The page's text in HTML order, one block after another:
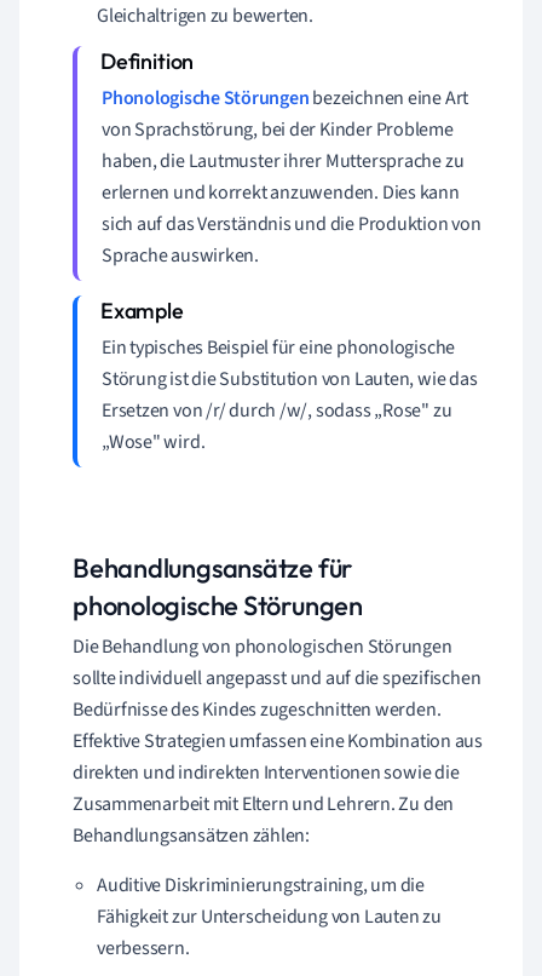
Gleichaltrigen zu bewerten.
Phonologische Störungenbezeichnen eine Art
von Sprachstörung, bei der Kinder Probleme
haben, die Lautmuster ihrer Muttersprache zu
erlernen und korrekt anzuwenden. Dies kann
sich auf das Verständnis und die Produktion von
Sprache auswirken.
Ein typisches Beispiel für eine phonologische
Störung ist die Substitution von Lauten, wie das
Ersetzen von /r/ durch /w/, sodass „Rose" zu
„Wose" wird.
Behandlungsansätze für
phonologische Störungen
Die Behandlung von phonologischen Störungen
sollte individuell angepasst und auf die spezifischen
Bedürfnisse des Kindes zugeschnitten werden.
Effektive Strategien umfassen eine Kombination aus
direkten und indirekten Interventionen sowie die
Zusammenarbeit mit Eltern und Lehrern. Zu den
Behandlungsansätzen zählen:
Auditive Diskriminierungstraining, um die
Fähigkeit zur Unterscheidung von Lauten zu
verbessern.